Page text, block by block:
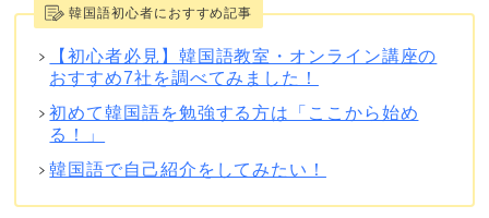
韓国語初心者におすすめ記事
【初心者必見】韓国語教室・オンライン講座の
おすすめ7社を調べてみました！
初めて韓国語を勉強する方は「ここから始め
る！」
韓国語で自己紹介をしてみたい！